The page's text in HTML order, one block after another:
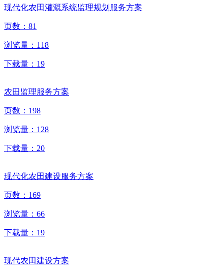
现代化农田灌溉系统监理规划服务方案
页数： 81
浏览量： 118
下载量： 19
农田监理服务方案
页数： 198
浏览量： 128
下载量： 20
现代化农田建设服务方案
页数： 169
浏览量： 66
下载量： 19
现代农田建设方案